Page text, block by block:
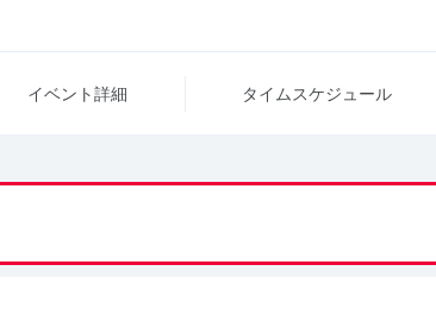
イベント詳細 タイム スケジュール